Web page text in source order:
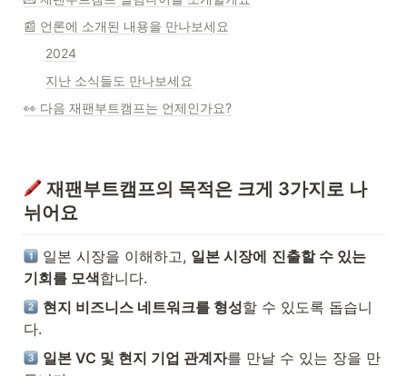
📰 언론에 소개된 내용을 만나보세요
2024
지난 소식들도 만나보세요
👀 다음 재팬부트캠프는 언제인가요?
재팬부트캠프의 목적은 크게 3가지로 나
뉘어요
일본 시장을 이해하고, 일본 시장에 진출할 수 있는
기회를 모색합니다.
현지 비즈니스 네트워크를 형성할 수 있도록 돕습니
다.
일본 VC 및 현지 기업 관계자를 만날 수 있는 장을 만